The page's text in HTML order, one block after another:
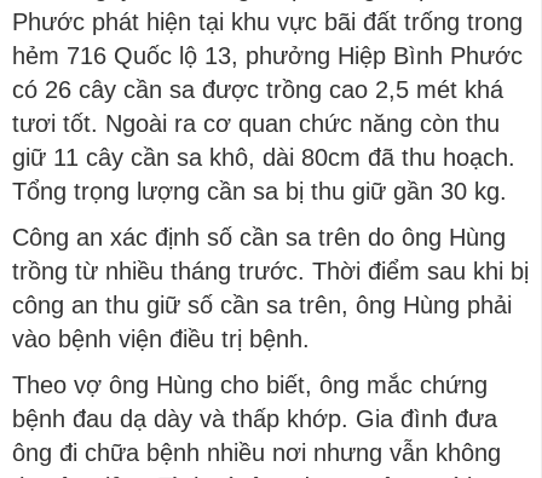
Phước phát hiện tại khu vực bãi đất trống trong
hẻm 716 Quốc lộ 13, phưởng Hiệp Bình Phước
có 26 cây cần sa được trồng cao 2,5 mét khá
tươi tốt. Ngoài ra cơ quan chức năng còn thu
giữ 11 cây cần sa khô, dài 80cm đã thu hoạch.
Tổng trọng lượng cần sa bị thu giữ gần 30 kg.
Công an xác định số cần sa trên do ông Hùng
trồng từ nhiều tháng trước. Thời điểm sau khi bị
công an thu giữ số cần sa trên, ông Hùng phải
vào bệnh viện điều trị bệnh.
Theo vợ ông Hùng cho biết, ông mắc chứng
bệnh đau dạ dày và thấp khớp. Gia đình đưa
ông đi chữa bệnh nhiều nơi nhưng vẫn không